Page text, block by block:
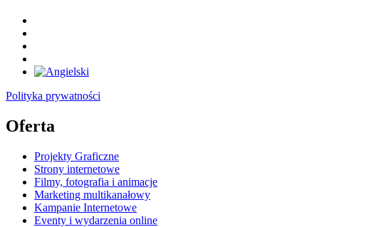
Polityka prywatności
Oferta
Projekty Graficzne
Strony internetowe
Filmy, fotografia i animacje
Marketing multikanałowy
Kampanie Internetowe
Eventy i wydarzenia online